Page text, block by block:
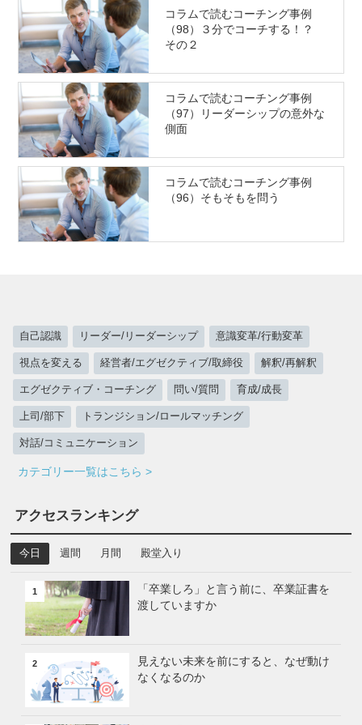
コラムで読むコーチング事例
（98）３分でコーチする！？
その２
コラムで読むコーチング事例
（97）リーダーシップの意外な
側面
コラムで読むコーチング事例
（96）そもそもを問う
自己認識 リーダー/リーダーシップ 意識変革/行動変革
視点を変える 経営者/エグゼクティブ/取締役 解釈/再解釈
エグゼクティブ・コーチング 問い/質問 育成/成長
上司/部下 トランジション/ロールマッチング
対話/コミュニケーション
カテゴリー一覧はこちら >
アクセスランキング
今日 週間 月間 殿堂入り
1
「卒業しろ」と言う前に、卒業証書を
渡していますか
2
見えない未来を前にすると、なぜ動け
なくなるのか